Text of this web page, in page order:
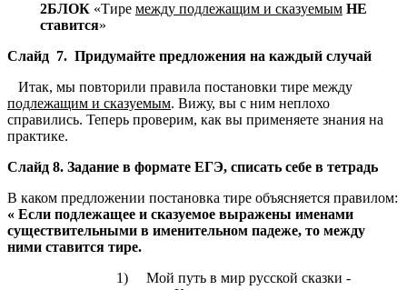
2БЛОК «Тире между подлежащим и сказуемым НЕ
ставится»
Слайд 7. Придумайте предложения на каждый случай
Итак, мы повторили правила постановки тире между
подлежащим и ска­зуемым. Вижу, вы с ним неплохо
справились. Теперь проверим, как вы приме­няете знания на
практике.
Слайд 8. Задание в формате ЕГЭ, списать себе в тетрадь
В каком предложении постановка тире объясняется правилом:
« Если подлежащее и сказуемое выражены именами
существительными в именительном падеже, то между
ними ставится тире.
1) Мой путь в мир русской сказки -